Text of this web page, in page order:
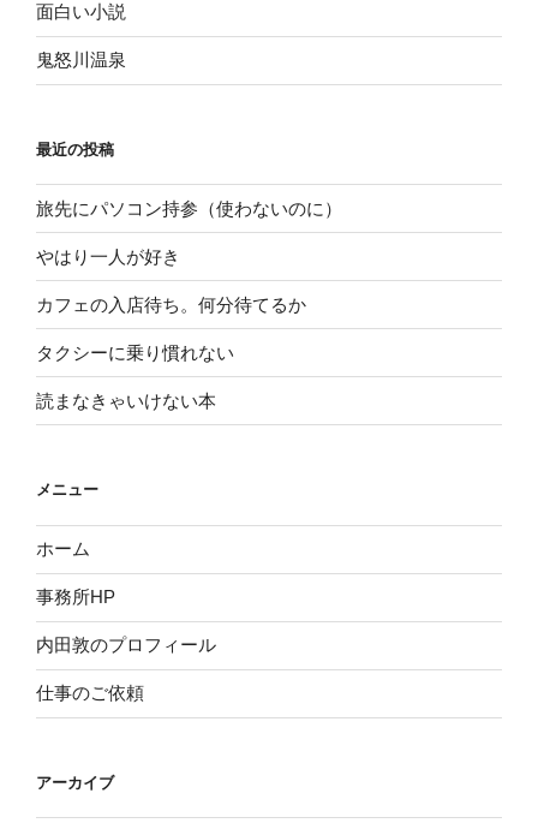
面白い小説
鬼怒川温泉
最近の投稿
旅先にパソコン持参（使わないのに）
やはり一人が好き
カフェの入店待ち。何分待てるか
タクシーに乗り慣れない
読まなきゃいけない本
メニュー
ホーム
事務所HP
内田敦のプロフィール
仕事のご依頼
アーカイブ